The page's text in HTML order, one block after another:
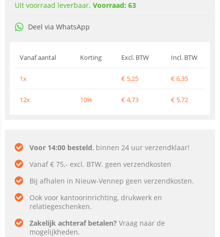
Uit voorraad leverbaar. Voorraad: 63
Deel via WhatsApp
Vanaf aantal Korting Excl. BTW Incl. BTW
1x € 5,25 €6,35
12x 10% €4,73 € 5,72
Voor 14:00 besteld, binnen 24 uur verzendklaar!
Vanaf € 75,- excl. BTW. geen verzendkosten
Bij afhalen in Nieuw-Vennep geen verzendkosten.
Ook voor kantoorinrichting, drukwerk en
relatiegeschenken.
Zakelijk achteraf betalen? Vraag naar de
mogelijkheden.